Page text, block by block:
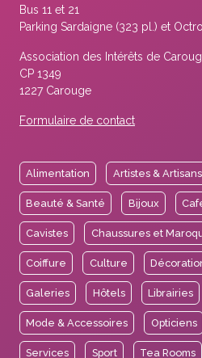
Bus 11 et 21
Parking Sardaigne (323 pl.) et
Association des Intérêts de
CP 1349
1227 Carouge
Formulaire de contact
Alimentation Artistes & Artisans
Beauté & Santé Bijoux
Cavistes Chaussures et
Coiffure Culture
Galeries Hôtels Librairies
Mode & Accessoires Opticiens
Services Sport Tea Rooms